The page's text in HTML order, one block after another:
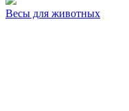
Весы для животных